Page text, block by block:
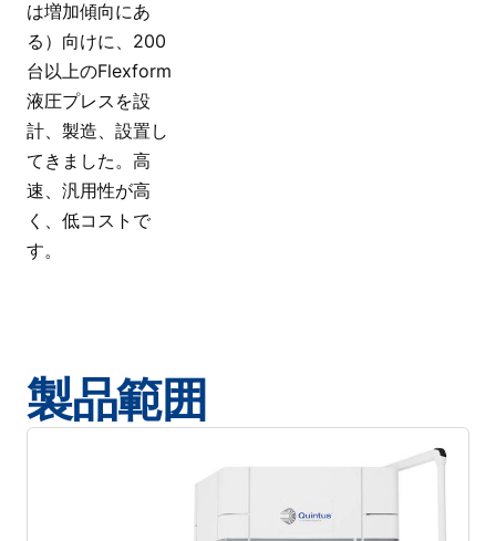
は増加傾向にあ
る）向けに、200
台以上のFlexform
液圧プレスを設
計、製造、設置し
てきました。高
速、汎用性が高
く、低コストで
す。
製品範囲
カタログのダウンロード